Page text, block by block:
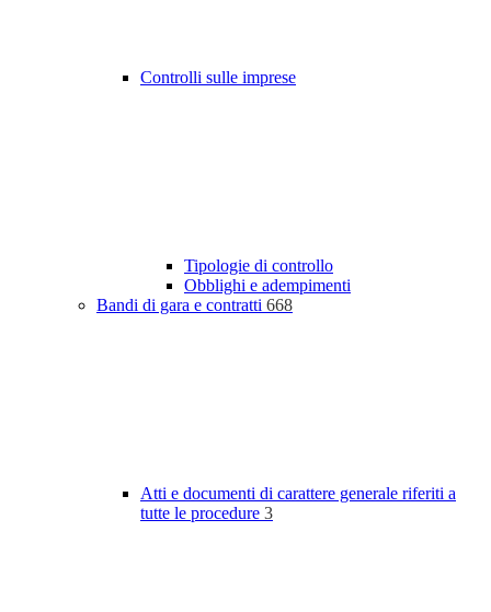
Controlli sulle imprese
Tipologie di controllo
Obblighi e adempimenti
Bandi di gara e contratti 668
Atti e documenti di carattere generale riferiti a
tutte le procedure 3